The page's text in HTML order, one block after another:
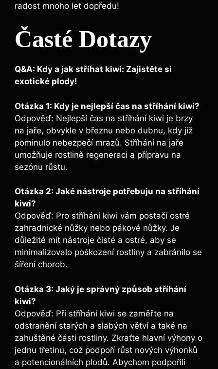
radost mnoho let dopředu!
Časté Dotazy
Q&A: Kdy a jak stříhat kiwi: Zajistěte si
exotické plody!
Otázka 1: Kdy je nejlepší čas na stříhání kiwi?
Odpověď: Nejlepší čas na stříhání kiwi je brzy
na jaře, obvykle v březnu nebo dubnu, kdy již
pominulo nebezpečí mrazů. Stříhání na jaře
umožňuje rostlině regeneraci a přípravu na
sezónu růstu.
Otázka 2: Jaké nástroje potřebuju na stříhání
kiwi?
Odpověď: Pro stříhání kiwi vám postačí ostré
zahradnické nůžky nebo pákové nůžky. Je
důležité mít nástroje čisté a ostré, aby se
minimalizovalo poškození rostliny a zabránilo se
šíření chorob.
Otázka 3: Jaký je správný způsob stříhání
kiwi?
Odpověď: Při stříhání kiwi se zaměřte na
odstranění starých a slabých větví a také na
zahuštěné části rostliny. Zkraťte hlavní výhony o
jednu třetinu, což podpoří růst nových výhonků
a potencionálních plodů. Abychom podpořili